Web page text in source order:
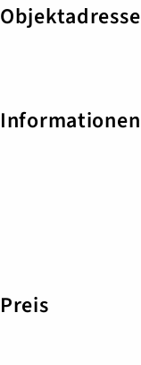
Objektadresse
Informationen
Preis